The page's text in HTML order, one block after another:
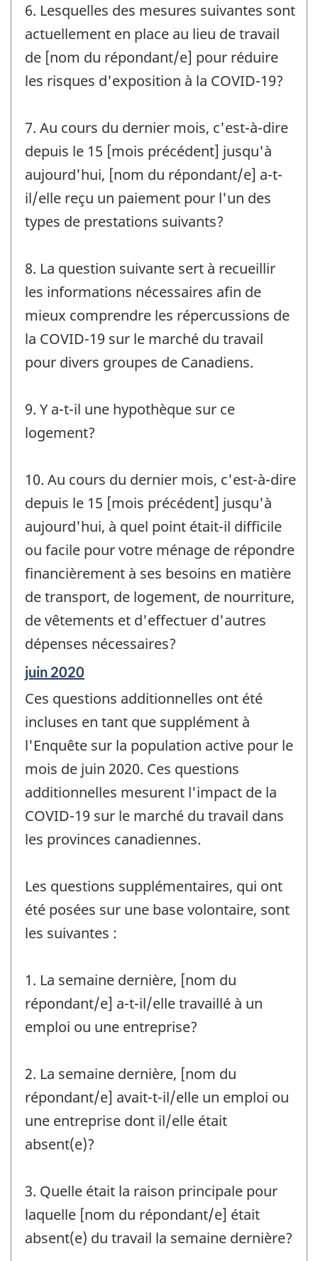
6. Lesquelles des mesures suivantes sont
actuellement en place au lieu de travail
de [nom du répondant/e] pour réduire
les risques d'exposition à la COVID-19?
7. Au cours du dernier mois, c'est-à-dire
depuis le 15 [mois précédent] jusqu'à
aujourd'hui, [nom du répondant/e] a-t-
il/elle reçu un paiement pour l'un des
types de prestations suivants?
8. La question suivante sert à recueillir
les informations nécessaires afin de
mieux comprendre les répercussions de
la COVID-19 sur le marché du travail
pour divers groupes de Canadiens.
9. Y a-t-il une hypothèque sur ce
logement?
10. Au cours du dernier mois, c'est-à-dire
depuis le 15 [mois précédent] jusqu'à
aujourd'hui, à quel point était-il difficile
ou facile pour votre ménage de répondre
financièrement à ses besoins en matière
de transport, de logement, de nourriture,
de vêtements et d'effectuer d'autres
dépenses nécessaires?
Période
référence
de
-
juin 2020
Ces questions additionnelles ont été
incluses en tant que supplément à
l'Enquête sur la population active pour le
mois de juin 2020. Ces questions
additionnelles mesurent l'impact de la
COVID-19 sur le marché du travail dans
les provinces canadiennes.
Les questions supplémentaires, qui ont
été posées sur une base volontaire, sont
les suivantes :
1. La semaine dernière, [nom du
répondant/e] a-t-il/elle travaillé à un
emploi ou une entreprise?
2. La semaine dernière, [nom du
répondant/e] avait-t-il/elle un emploi ou
une entreprise dont il/elle était
absent(e)?
3. Quelle était la raison principale pour
laquelle [nom du répondant/e] était
absent(e) du travail la semaine dernière?